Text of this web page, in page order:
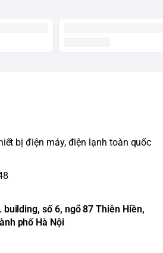
mm x Rộng 530 mm x Sâu 600 mm
kWh/ngày (Theo công bố của
và đánh giá
bị điện máy, điện lạnh toàn quốc
building, số 6, ngõ 87 Thiên Hiền,
phố Hà Nội